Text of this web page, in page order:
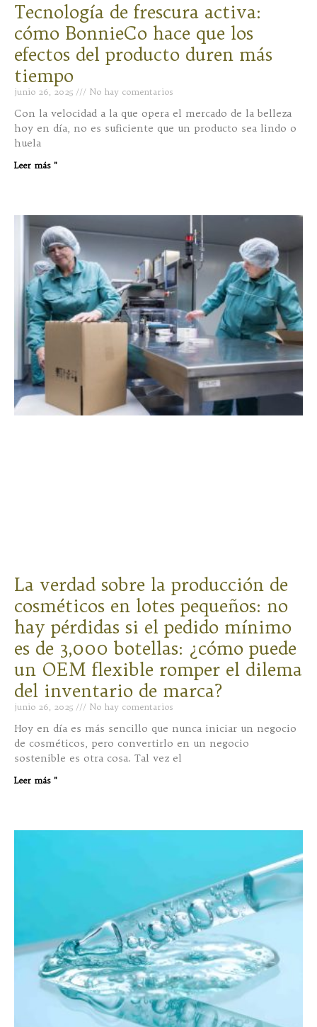
Tecnología de frescura activa:
cómo BonnieCo hace que los
efectos del producto duren más
tiempo
junio 26, 2025 No hay comentarios
Con la velocidad a la que opera el mercado de la belleza
hoy en día, no es suficiente que un producto sea lindo o
huela
Leer más "
La verdad sobre la producción de
cosméticos en lotes pequeños: no
hay pérdidas si el pedido mínimo
es de 3,000 botellas: ¿cómo puede
un OEM flexible romper el dilema
del inventario de marca?
junio 26, 2025 No hay comentarios
Hoy en día es más sencillo que nunca iniciar un negocio
de cosméticos, pero convertirlo en un negocio
sostenible es otra cosa. Tal vez el
Leer más "